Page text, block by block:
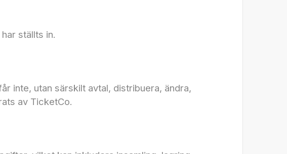
ställts in.
inte, utan särskilt avtal, distribuera, ändra,
av TicketCo.